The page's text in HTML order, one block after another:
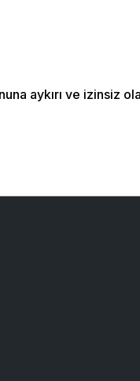
aykırı ve izinsiz